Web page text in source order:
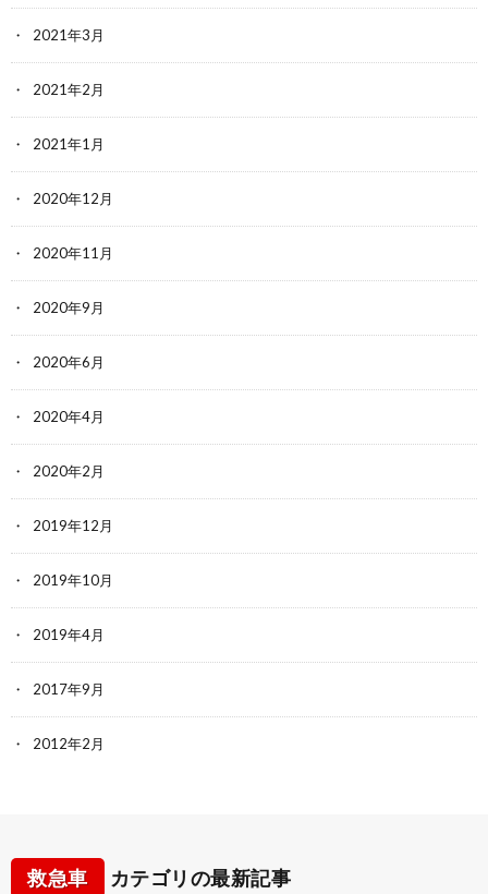
2021年3月
2021年2月
2021年1月
2020年12月
2020年11月
2020年9月
2020年6月
2020年4月
2020年2月
2019年12月
2019年10月
2019年4月
2017年9月
2012年2月
救急車 カテゴリの最新記事